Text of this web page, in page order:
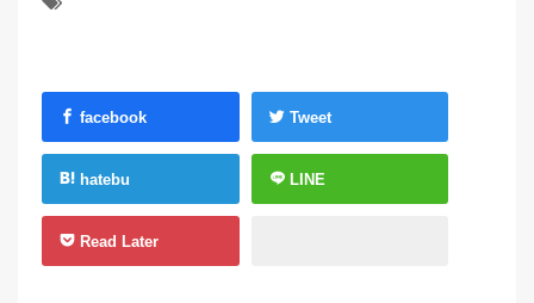
facebook Tweet
hatebu LINE
Read Later